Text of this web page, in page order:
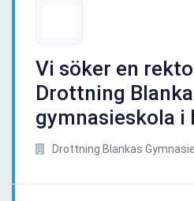
Vi söker en
Drottning
gymnasieskola i
Drottning Blankas